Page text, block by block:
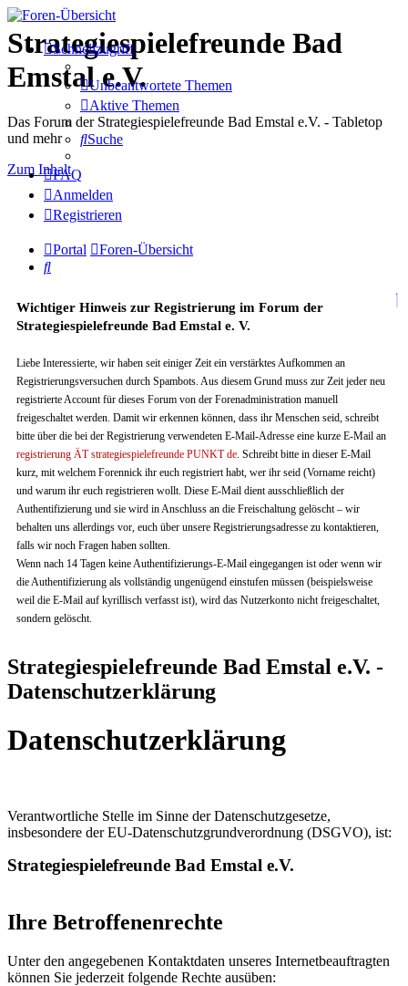
Strategiespielefreunde Bad
Emstal e.V.
Das Forum der Strategiespielefreunde Bad Emstal e.V. - Tabletop
und mehr
Zum Inhalt
Schnellzugriff
Unbeantwortete Themen
Aktive Themen
Suche
FAQ
Anmelden
Registrieren
Portal
Foren-Übersicht
Suche
Wichtiger Hinweis zur Registrierung im Forum der
Strategiespielefreunde Bad Emstal e. V.
Liebe Interessierte, wir haben seit einiger Zeit ein verstärktes Aufkommen an
Registrierungsversuchen durch Spambots. Aus diesem Grund muss zur Zeit jeder neu
registrierte Account für dieses Forum von der Forenadministration manuell
freigeschaltet werden. Damit wir erkennen können, dass ihr Menschen seid, schreibt
bitte über die bei der Registrierung verwendeten E-Mail-Adresse eine kurze E-Mail an
registrierung ÄT strategiespielefreunde PUNKT de. Schreibt bitte in dieser E-Mail
kurz, mit welchem Forennick ihr euch registriert habt, wer ihr seid (Vorname reicht)
und warum ihr euch registrieren wollt. Diese E-Mail dient ausschließlich der
Authentifizierung und sie wird in Anschluss an die Freischaltung gelöscht – wir
behalten uns allerdings vor, euch über unsere Registrierungsadresse zu kontaktieren,
falls wir noch Fragen haben sollten.
Wenn nach 14 Tagen keine Authentifizierungs-E-Mail eingegangen ist oder wenn wir
die Authentifizierung als vollständig ungenügend einstufen müssen (beispielsweise
weil die E-Mail auf kyrillisch verfasst ist), wird das Nutzerkonto nicht freigeschaltet,
sondern gelöscht.
Strategiespielefreunde Bad Emstal e.V. -
Datenschutzerklärung
Datenschutzerklärung
Verantwortliche Stelle im Sinne der Datenschutzgesetze,
insbesondere der EU-Datenschutzgrundverordnung (DSGVO), ist:
Strategiespielefreunde Bad Emstal e.V.
Ihre Betroffenenrechte
Unter den angegebenen Kontaktdaten unseres Internetbeauftragten
können Sie jederzeit folgende Rechte ausüben: